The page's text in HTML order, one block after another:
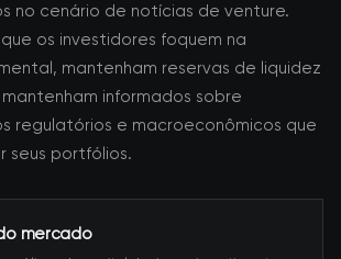
no cenário de notícias de venture.
os investidores foquem na
mantenham reservas de liquidez
informados sobre
regulatórios e macroeconômicos que
seus portfólios.
mercado